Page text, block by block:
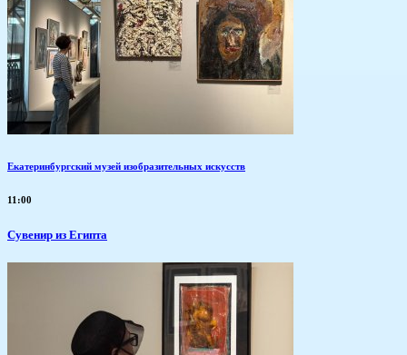
Екатеринбургский музей изобразительных искусств
11:00
Сувенир из Египта